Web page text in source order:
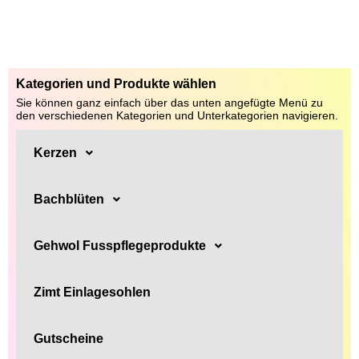
Kategorien und Produkte wählen
Sie können ganz einfach über das unten angefügte Menü zu
den verschiedenen Kategorien und Unterkategorien navigieren.
Kerzen
Bachblüten
Gehwol Fusspflegeprodukte
Zimt Einlagesohlen
Gutscheine